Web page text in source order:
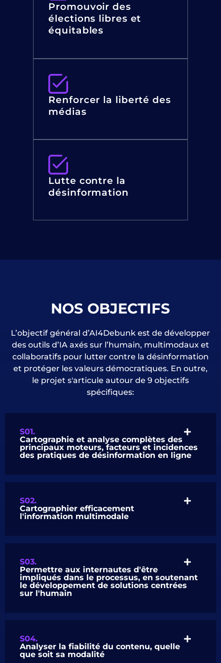
Promouvoir des
élections libres et
équitables
Renforcer la liberté des
médias
Lutte contre la
désinformation
NOS OBJECTIFS
L’objectif général d’AI4Debunk est de développer
des outils d’IA axés sur l’humain, multimodaux et
collaboratifs pour lutter contre la désinformation
et protéger les valeurs démocratiques. En outre,
le projet s'articule autour de 9 objectifs
spécifiques:
S01.
Cartographie et analyse complètes des
principaux moteurs, facteurs et incidences
des pratiques de désinformation en ligne
S02.
Cartographier efficacement
l'information multimodale
S03.
Permettre aux internautes d'être
impliqués dans le processus, en soutenant
le développement de solutions centrées
sur l'humain
S04.
Analyser la fiabilité du contenu, quelle
que soit sa modalité